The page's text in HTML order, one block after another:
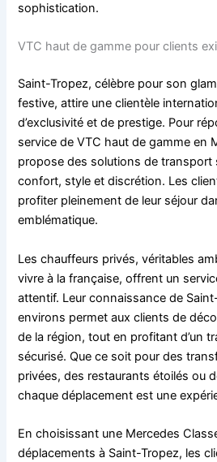
sophistication.
VTC haut de gamme pour clients
Saint-Tropez, célèbre pour son
festive, attire une clientèle
d’exclusivité et de prestige. Pour
service de VTC haut de gamme en
propose des solutions de transport
confort, style et discrétion. Les
profiter pleinement de leur séjour
emblématique.
Les chauffeurs privés, véritables
vivre à la française, offrent un
attentif. Leur connaissance de
environs permet aux clients de
de la région, tout en profitant d’un
sécurisé. Que ce soit pour des
privées, des restaurants étoilés ou
chaque déplacement est une
En choisissant une Mercedes
déplacements à Saint-Tropez, les